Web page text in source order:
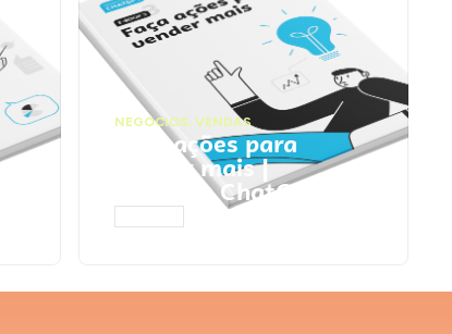
NEGÓCIOS, VENDAS
Faça ações para
vender mais |
Prompts ChatGPT